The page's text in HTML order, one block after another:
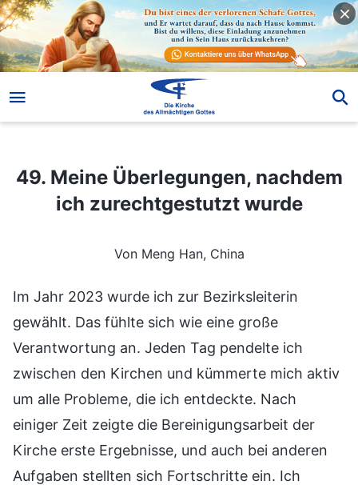
49. Meine Überlegungen, nachdem
ich zurechtgestutzt wurde
Von Meng Han, China
Im Jahr 2023 wurde ich zur Bezirksleiterin
gewählt. Das fühlte sich wie eine große
Verantwortung an. Jeden Tag pendelte ich
zwischen den Kirchen und kümmerte mich aktiv
um alle Probleme, die ich entdeckte. Nach
einiger Zeit zeigte die Bereinigungsarbeit der
Kirche erste Ergebnisse, und auch bei anderen
Aufgaben stellten sich Fortschritte ein. Ich